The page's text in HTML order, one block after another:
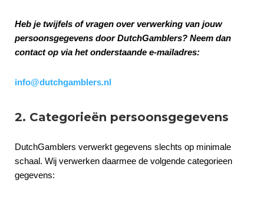
Heb je twijfels of vragen over verwerking van jouw
persoonsgegevens door DutchGamblers? Neem dan
contact op via het onderstaande e-mailadres:
info@dutchgamblers.nl
2. Categorieën persoonsgegevens
DutchGamblers verwerkt gegevens slechts op minimale
schaal. Wij verwerken daarmee de volgende categorieen
gegevens: